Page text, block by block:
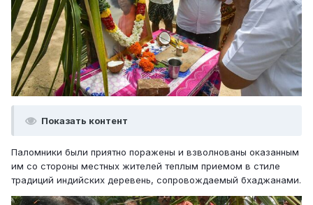
Показать контент
Паломники были приятно поражены и взволнованы оказанным
им со стороны местных жителей теплым приемом в стиле
традиций индийских деревень, сопровождаемый бхаджанами.